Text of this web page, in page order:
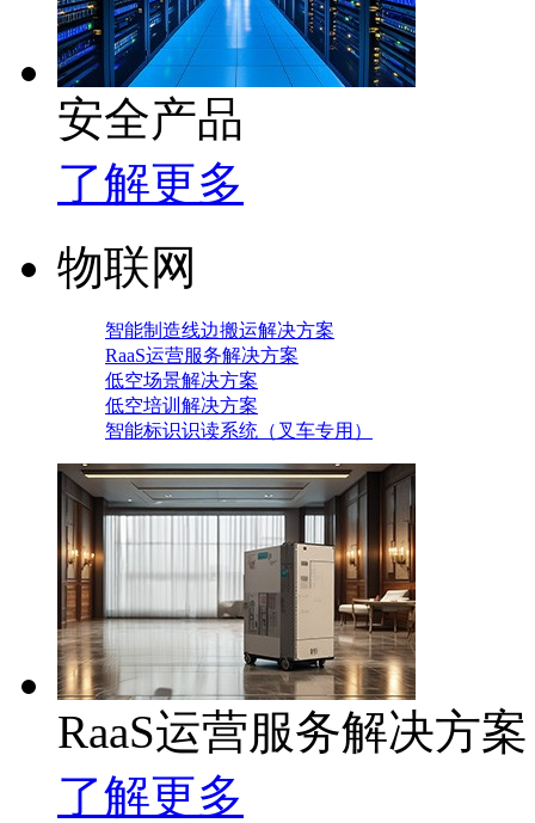
安全产品
了解更多
物联网
智能制造线边搬运解决方案
RaaS运营服务解决方案
低空场景解决方案
低空培训解决方案
智能标识识读系统（叉车专用）
RaaS运营服务解决方案
了解更多